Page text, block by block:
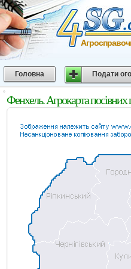
Головна Подати
Фенхель. Агрокарта